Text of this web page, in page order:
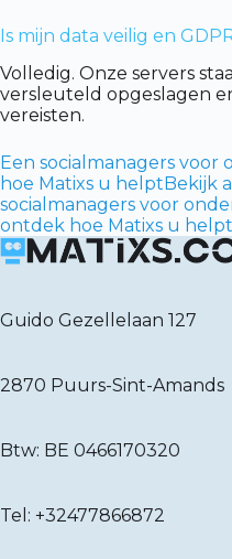
Is mijn data veilig en
Volledig. Onze servers
versleuteld opgeslagen
vereisten.
Een socialmanagers
hoe Matixs u helptBekijk
socialmanagers voor
ontdek hoe Matixs u helpt
Guido Gezellelaan 127
2870 Puurs-Sint-Amands
Btw: BE 0466170320
Tel: +32477866872